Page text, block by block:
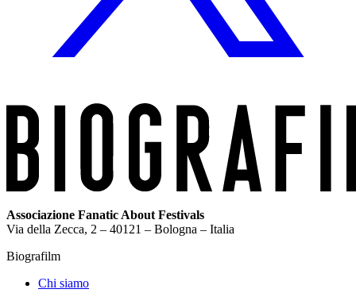
Associazione Fanatic About Festivals
Via della Zecca, 2 – 40121 – Bologna – Italia
Biografilm
Chi siamo